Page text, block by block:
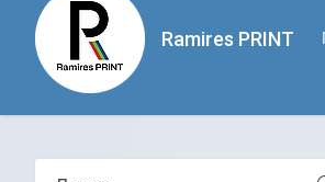
Ramires PRINT